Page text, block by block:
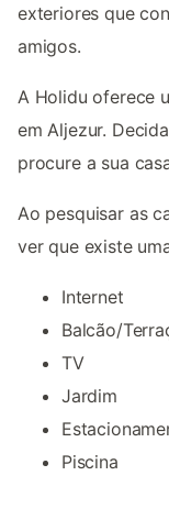
exteriores que
amigos.
A Holidu oferece
em Aljezur.
procure a sua
Ao pesquisar as
ver que existe
Internet
Balcão/
TV
Jardim
Piscina